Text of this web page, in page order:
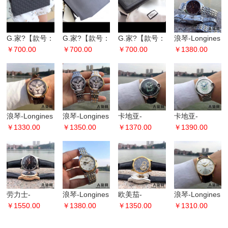
G.家?【款号：
475317】男士
采用进口头层
￥700.00
G.家?【款号：
475317】男士
采用进口头层
￥700.00
G.家?【款号：
368712】
手拿包皮夹?
￥700.00
浪琴-Longines
男士腕表 蓝宝
士首选
￥1380.00
浪琴-Longines
老虎表盘男士
￥1330.00
浪琴-Longines
男士全自动机
虎表盘
￥1350.00
卡地亚-
CARTlER 男士
手表 骷髅表盘
￥1370.00
卡地亚-
CARTlER男士
表带 耐用
￥1390.00
劳力士-
ROLEX 男士进
￥1550.00
浪琴-Longines
镂空小表盘设
￥1380.00
欧美茄-
OMEGA男士
￥1350.00
浪琴-Longines
男士腕表 实拍
￥1310.00